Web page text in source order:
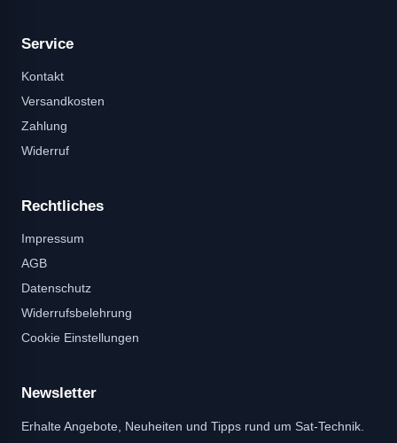
Service
Kontakt
Versandkosten
Zahlung
Widerruf
Rechtliches
Impressum
AGB
Datenschutz
Widerrufsbelehrung
Cookie Einstellungen
Newsletter
Erhalte Angebote, Neuheiten und Tipps rund um Sat-Technik.